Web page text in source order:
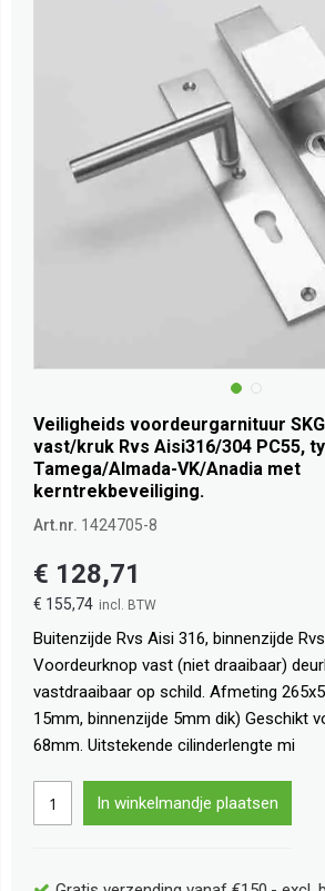
Veiligheids voordeurgarnituur
vast/kruk Rvs Aisi316/304 PC55,
Tamega/Almada-VK/Anadia met
kerntrekbeveiliging.
Art.nr. 1424705-8
€ 155,74
€ 128,71
Buitenzijde Rvs Aisi 316, binnenzijde
Voordeurknop vast (niet draaibaar)
vastdraaibaar op schild. Afmeting
15mm, binnenzijde 5mm dik) Geschikt
68mm. Uitstekende cilinderlengte mi
In winkelmandje plaatsen